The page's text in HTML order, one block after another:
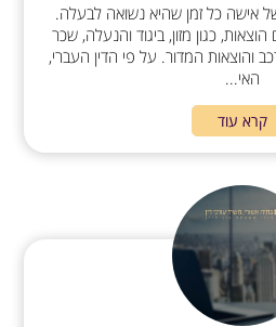
אישה כל זמן שהיא נשואה לבעלה.
כגון מזון, ביגוד והנעלה, שכר
והוצאות המדור. על פי הדין העברי,
האי...
קרא עוד